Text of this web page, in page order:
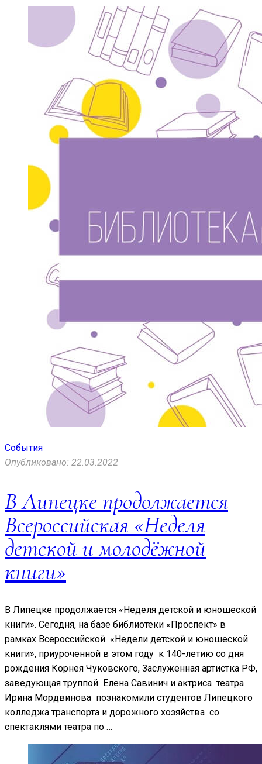
События
Опубликовано: 22.03.2022
В Липецке продолжается
Всероссийская «Неделя
детской и молодёжной
книги»
В Липецке продолжается «Неделя детской и юношеской
книги». Сегодня, на базе библиотеки «Проспект» в
рамках Всероссийской «Недели детской и юношеской
книги», приуроченной в этом году к 140-летию со дня
рождения Корнея Чуковского, Заслуженная артистка РФ,
заведующая труппой Елена Савинич и актриса театра
Ирина Мордвинова познакомили студентов Липецкого
колледжа транспорта и дорожного хозяйства со
спектаклями театра по …